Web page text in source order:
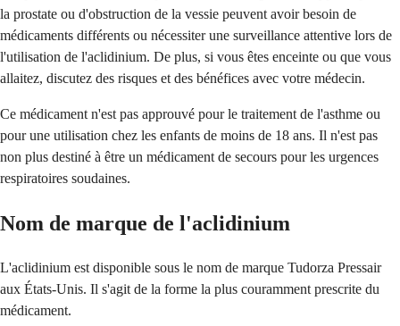
la prostate ou d'obstruction de la vessie peuvent avoir besoin de
médicaments différents ou nécessiter une surveillance attentive lors de
l'utilisation de l'aclidinium. De plus, si vous êtes enceinte ou que vous
allaitez, discutez des risques et des bénéfices avec votre médecin.
Ce médicament n'est pas approuvé pour le traitement de l'asthme ou
pour une utilisation chez les enfants de moins de 18 ans. Il n'est pas
non plus destiné à être un médicament de secours pour les urgences
respiratoires soudaines.
Nom de marque de l'aclidinium
L'aclidinium est disponible sous le nom de marque Tudorza Pressair
aux États-Unis. Il s'agit de la forme la plus couramment prescrite du
médicament.